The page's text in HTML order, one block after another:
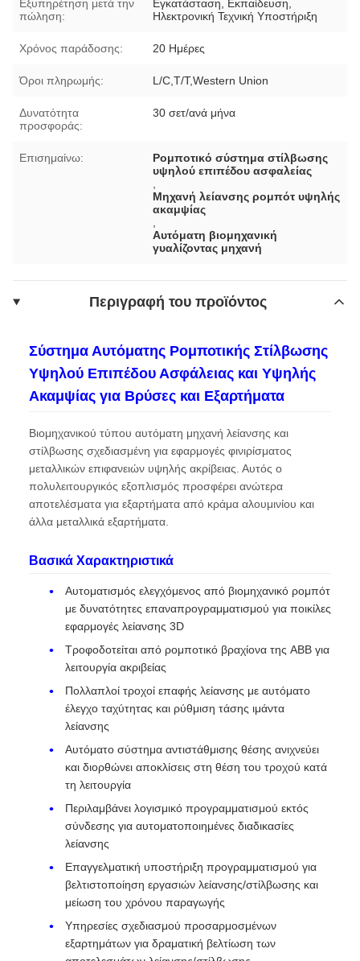
Εξυπηρέτηση μετά την
πώληση:
Εγκατάσταση, Εκπαίδευση,
Ηλεκτρονική Τεχνική Υποστήριξη
Χρόνος παράδοσης: 20 Ημέρες
Όροι πληρωμής: L/C,T/T,Western Union
Δυνατότητα
προσφοράς:
30 σετ/ανά μήνα
Επισημαίνω:
Ρομποτικό σύστημα στίλβωσης
υψηλού επιπέδου ασφαλείας
Μηχανή λείανσης ρομπότ υψηλής
ακαμψίας
Αυτόματη βιομηχανική
γυαλίζοντας μηχανή
Περιγραφή του προϊόντος
Σύστημα Αυτόματης Ρομποτικής Στίλβωσης
Υψηλού Επιπέδου Ασφάλειας και Υψηλής
Ακαμψίας για Βρύσες και Εξαρτήματα
Βιομηχανικού τύπου αυτόματη μηχανή λείανσης και
στίλβωσης σχεδιασμένη για εφαρμογές φινιρίσματος
μεταλλικών επιφανειών υψηλής ακρίβειας. Αυτός ο
πολυλειτουργικός εξοπλισμός προσφέρει ανώτερα
αποτελέσματα για εξαρτήματα από κράμα αλουμινίου και
άλλα μεταλλικά εξαρτήματα.
Βασικά Χαρακτηριστικά
Αυτοματισμός ελεγχόμενος από βιομηχανικό ρομπότ
με δυνατότητες επαναπρογραμματισμού για ποικίλες
εφαρμογές λείανσης 3D
Τροφοδοτείται από ρομποτικό βραχίονα της ABB για
λειτουργία ακριβείας
Πολλαπλοί τροχοί επαφής λείανσης με αυτόματο
έλεγχο ταχύτητας και ρύθμιση τάσης ιμάντα
λείανσης
Αυτόματο σύστημα αντιστάθμισης θέσης ανιχνεύει
και διορθώνει αποκλίσεις στη θέση του τροχού κατά
τη λειτουργία
Περιλαμβάνει λογισμικό προγραμματισμού εκτός
σύνδεσης για αυτοματοποιημένες διαδικασίες
λείανσης
Επαγγελματική υποστήριξη προγραμματισμού για
βελτιστοποίηση εργασιών λείανσης/στίλβωσης και
μείωση του χρόνου παραγωγής
Υπηρεσίες σχεδιασμού προσαρμοσμένων
εξαρτημάτων για δραματική βελτίωση των